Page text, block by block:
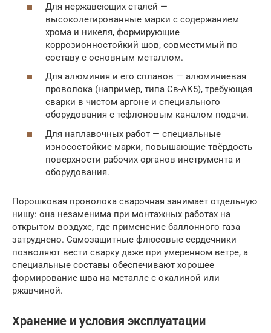
Для нержавеющих сталей —
высоколегированные марки с содержанием
хрома и никеля, формирующие
коррозионностойкий шов, совместимый по
составу с основным металлом.
Для алюминия и его сплавов — алюминиевая
проволока (например, типа Св-АК5), требующая
сварки в чистом аргоне и специального
оборудования с тефлоновым каналом подачи.
Для наплавочных работ — специальные
износостойкие марки, повышающие твёрдость
поверхности рабочих органов инструмента и
оборудования.
Порошковая проволока сварочная занимает отдельную
нишу: она незаменима при монтажных работах на
открытом воздухе, где применение баллонного газа
затруднено. Самозащитные флюсовые сердечники
позволяют вести сварку даже при умеренном ветре, а
специальные составы обеспечивают хорошее
формирование шва на металле с окалиной или
ржавчиной.
Хранение и условия эксплуатации